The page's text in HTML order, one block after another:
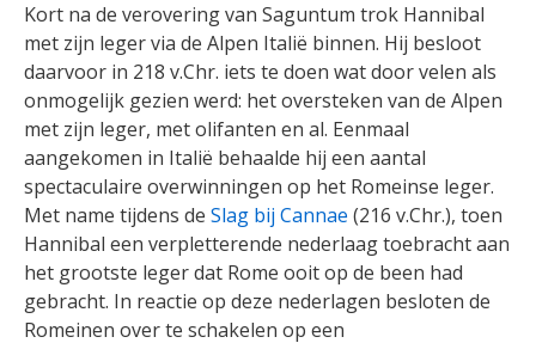
Kort na de verovering van Saguntum trok Hannibal
met zijn leger via de Alpen Italië binnen. Hij besloot
daarvoor in 218 v.Chr. iets te doen wat door velen als
onmogelijk gezien werd: het oversteken van de Alpen
met zijn leger, met olifanten en al. Eenmaal
aangekomen in Italië behaalde hij een aantal
spectaculaire overwinningen op het Romeinse leger.
Met name tijdens de Slag bij Cannae (216 v.Chr.), toen
Hannibal een verpletterende nederlaag toebracht aan
het grootste leger dat Rome ooit op de been had
gebracht. In reactie op deze nederlagen besloten de
Romeinen over te schakelen op een